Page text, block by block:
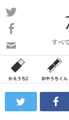
コ
ン
ン
ツ
ス
ッ
すべ
い
合
わ
フ
ォ
かえうち2 おやうちくん